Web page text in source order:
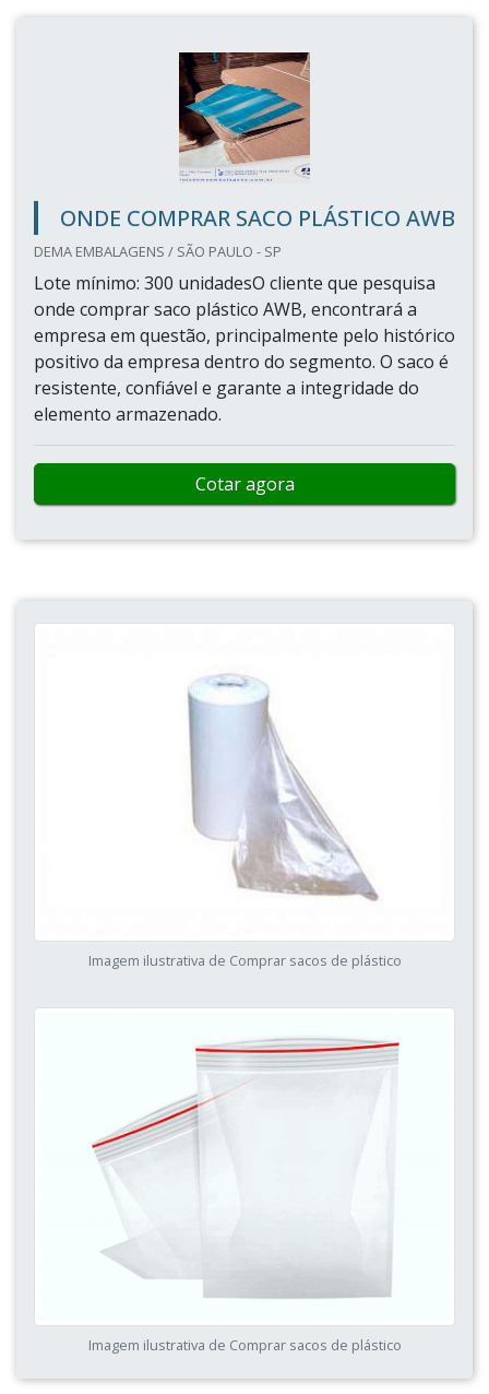
ONDE COMPRAR SACO PLÁSTICO AWB
DEMA EMBALAGENS / SÃO PAULO - SP
Lote mínimo: 300 unidadesO cliente que pesquisa
onde comprar saco plástico AWB, encontrará a
empresa em questão, principalmente pelo histórico
positivo da empresa dentro do segmento. O saco é
resistente, confiável e garante a integridade do
elemento armazenado.
Cotar agora
Imagem ilustrativa de Comprar sacos de plástico
Imagem ilustrativa de Comprar sacos de plástico